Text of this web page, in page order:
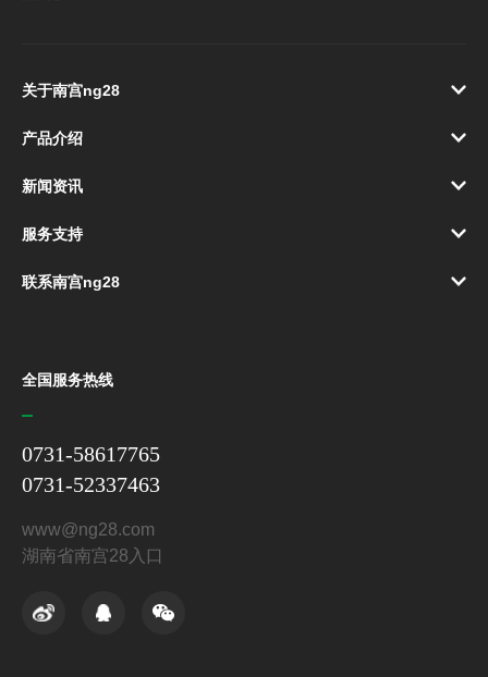
全国服务热线
0731-58617765
0731-52337463
www@ng28.com
湖南省南宫28入口
关于南宫ng28
产品介绍
新闻资讯
服务支持
联系南宫ng28